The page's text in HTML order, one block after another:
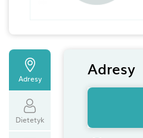
Adresy
Dietetyk
Adresy